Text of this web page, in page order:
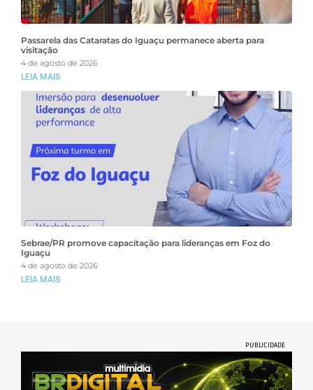
Passarela das Cataratas do Iguaçu permanece aberta para
visitação
4 de agosto de 2026
LEIA MAIS
Sebrae/PR promove capacitação para lideranças em Foz do
Iguaçu
4 de agosto de 2026
LEIA MAIS
PUBLICIDADE